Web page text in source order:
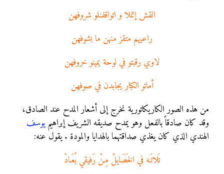
القش إتملا و اتواقفنلو شروفهن
راعيهم متقز منهن ما بشوفهن
لاوي رقبتو في لوحة يمينو خروفهن
أماتو الكبار يجابدن في صوفهن
من هذه الصور الكاريكاتورية نخرج إلى أشعار المدح عند الصادق،
وقد كان صادقاً بالفعل وهو يمدح صديقه الشريف إبراهيميوسف
الهندي الذي كان يغذي صداقتهما بالهدايا والمودة . يقول عنه:
تَلاتَـه في الخَصَايلْ مِـنْ رَفيقي بُعَـادْ